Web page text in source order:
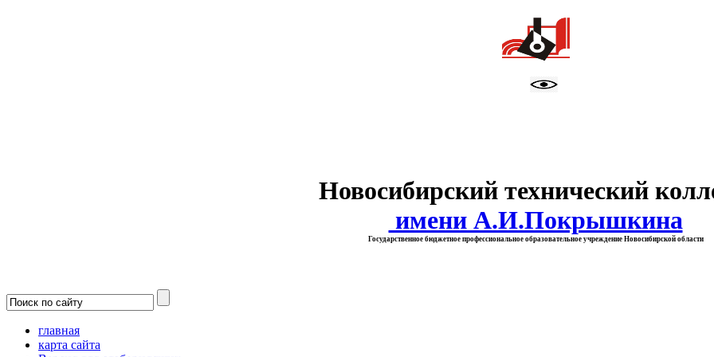
Новосибирский технический
имени А.И.Покрышкина
Государственное бюджетное профессиональное образовательное учреждение Новосибирской области
главная
карта сайта